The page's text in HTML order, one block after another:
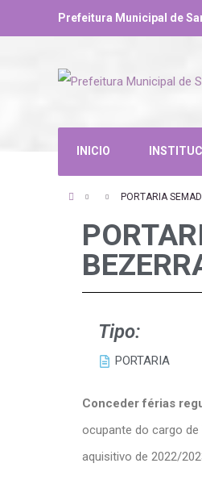
Prefeitura Municipal de
INICIO
PORTARIA
Tipo:
PORTARIA
Conceder férias
ocupante do cargo de
aquisitivo de 2022/